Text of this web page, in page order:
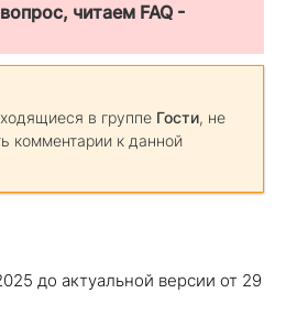
читаем FAQ -
в группе Гости, не
комментарии к данной
до актуальной версии от 29